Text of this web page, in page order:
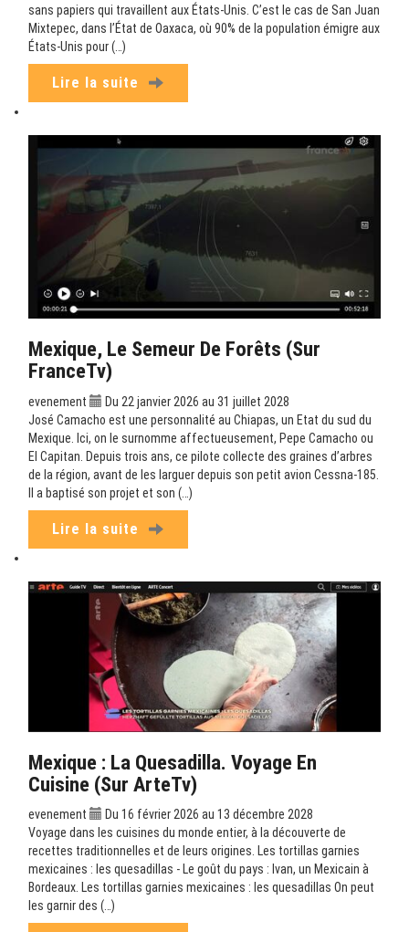
sans papiers qui travaillent aux États-Unis. C’est le cas de San Juan
Mixtepec, dans l’État de Oaxaca, où 90% de la population émigre aux
États-Unis pour (…)
Lire la suite
Mexique, Le Semeur De Forêts (sur
FranceTv)
evenement
Du 22 janvier 2026 au 31 juillet 2028
José Camacho est une personnalité au Chiapas, un Etat du sud du
Mexique. Ici, on le surnomme affectueusement, Pepe Camacho ou
El Capitan. Depuis trois ans, ce pilote collecte des graines d’arbres
de la région, avant de les larguer depuis son petit avion Cessna-185.
Il a baptisé son projet et son (…)
Lire la suite
Mexique : La Quesadilla. Voyage En
Cuisine (sur ArteTv)
evenement
Du 16 février 2026 au 13 décembre 2028
Voyage dans les cuisines du monde entier, à la découverte de
recettes traditionnelles et de leurs origines. Les tortillas garnies
mexicaines : les quesadillas - Le goût du pays : Ivan, un Mexicain à
Bordeaux. Les tortillas garnies mexicaines : les quesadillas On peut
les garnir des (…)